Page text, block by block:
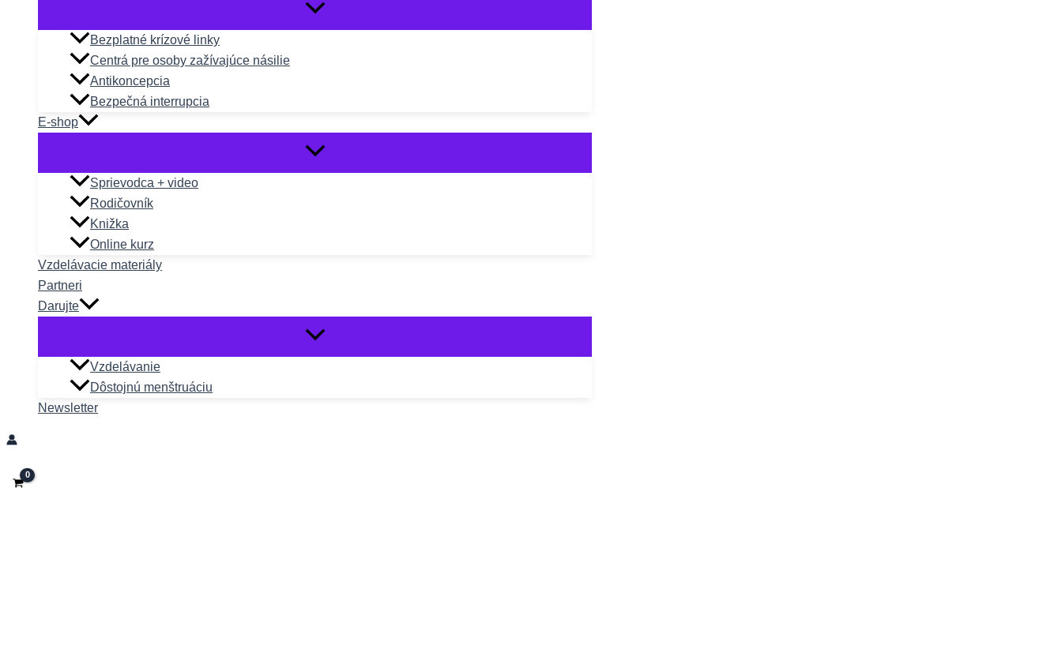
Bezplatné krízové linky
Centrá pre osoby zažívajúce násilie
Antikoncepcia
Bezpečná interrupcia
E-shop
Sprievodca + video
Rodičovník
Knižka
Online kurz
Vzdelávacie materiály
Partneri
Darujte
Vzdelávanie
Dôstojnú menštruáciu
Newsletter